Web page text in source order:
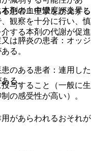
剤の血中濃度が上昇し
観察を十分に行い、慎
する本剤の代謝が促進
与すること（一般に生
の感受性が高い）。
患者：痙攣を誘発する
は膵炎の患者：オッジ
る。
のある患者：連用した
る。
があらわれるおそれが